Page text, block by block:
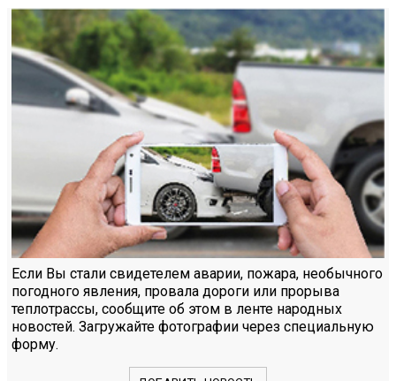
Если Вы стали свидетелем аварии, пожара, необычного
погодного явления, провала дороги или прорыва
теплотрассы, сообщите об этом в ленте народных
новостей. Загружайте фотографии через специальную
форму.